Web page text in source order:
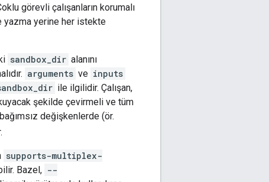
görevli çalışanların korumalı
yazma yerine her istekte
sandbox_dir alanını
arguments ve inputs
ile ilgilidir. Çalışan,
şekilde çevirmeli ve tüm
değişkenlerde (ör.
supports-multiplex-
Bazel, --